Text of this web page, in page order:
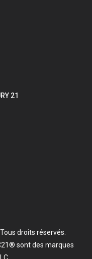
21
droits réservés.
sont des marques